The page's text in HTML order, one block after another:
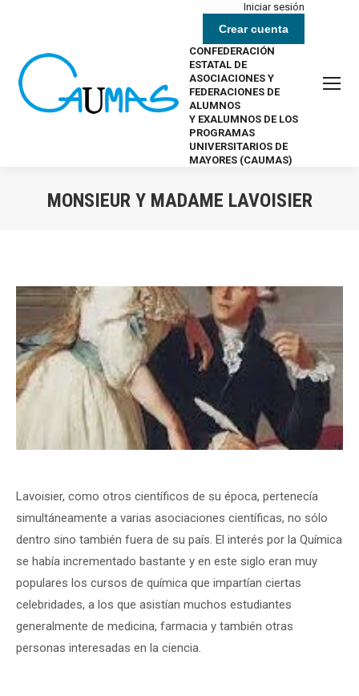
Iniciar sesión
Crear cuenta
CONFEDERACIÓN
ESTATAL DE
ASOCIACIONES Y
FEDERACIONES DE
ALUMNOS
Y EXALUMNOS DE LOS
PROGRAMAS
UNIVERSITARIOS DE
MAYORES (CAUMAS)
MONSIEUR Y MADAME LAVOISIER
Lavoisier, como otros científicos de su época, pertenecía
simultáneamente a varias asociaciones científicas, no sólo
dentro sino también fuera de su país. El interés por la Química
se había incrementado bastante y en este siglo eran muy
populares los cursos de química que impartían ciertas
celebridades, a los que asistían muchos estudiantes
generalmente de medicina, farmacia y también otras
personas interesadas en la ciencia.